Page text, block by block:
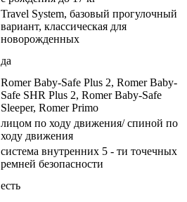
Travel System, базовый прогулочный
вариант, классическая для
новорожденных
да
Romer Baby-Safe Plus 2, Romer Baby-
Safe SHR Plus 2, Romer Baby-Safe
Sleeper, Romer Primo
лицом по ходу движения/ спиной по
ходу движения
система внутренних 5 - ти точечных
ремней безопасности
есть